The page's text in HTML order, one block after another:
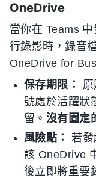
OneDrive
當你在 Teams
行錄影時，錄音
OneDrive for
保存期限：
號處於活躍狀
留。 沒有固定
風險點：
若發
該 OneDrive
後立即將重要